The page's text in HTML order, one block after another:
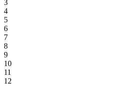
3
4
5
6
7
8
9
10
11
12